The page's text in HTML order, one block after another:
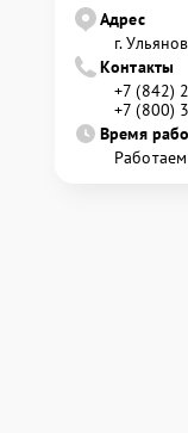
Адрес
г.
Контакты
+7 (842)
+7 (800)
Время